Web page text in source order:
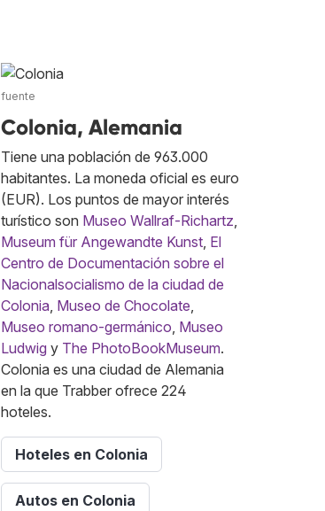
fuente
Colonia, Alemania
Tiene una población de 963.000
habitantes. La moneda oficial es euro
(EUR). Los puntos de mayor interés
turístico son Museo Wallraf-Richartz,
Museum für Angewandte Kunst, El
Centro de Documentación sobre el
Nacionalsocialismo de la ciudad de
Colonia, Museo de Chocolate,
Museo romano-germánico, Museo
Ludwig y The PhotoBookMuseum.
Colonia es una ciudad de Alemania
en la que Trabber ofrece 224
hoteles.
Hoteles en Colonia
Autos en Colonia